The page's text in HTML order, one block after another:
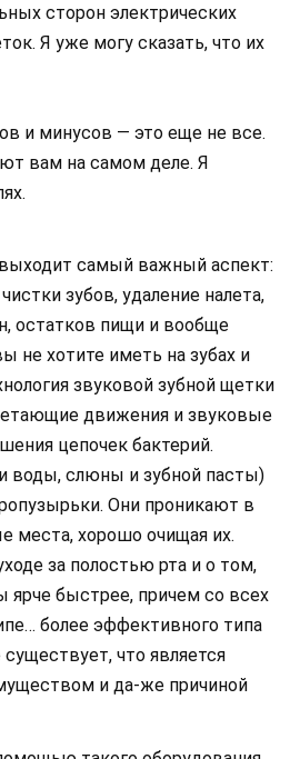
сторон электрических
Я уже могу сказать, что их
и минусов — это еще не все.
вам на самом деле. Я
самый важный аспект:
зубов, удаление налета,
остатков пищи и вообще
не хотите иметь на зубах и
звуковой зубной щетки
движения и звуковые
цепочек бактерий.
воды, слюны и зубной пасты)
Они проникают в
места, хорошо очищая их.
за полостью рта и о том,
ярче быстрее, причем со всех
более эффективного типа
что является
и да-же причиной